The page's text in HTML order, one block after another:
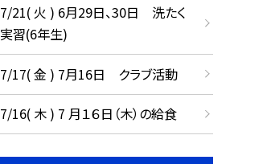
7/21( 火 ) 6月29日、30日 洗たく
実習(6年生)
7/17( 金 ) 7月16日 クラブ活動
7/16( 木 ) 7 月１６日（木）の給食